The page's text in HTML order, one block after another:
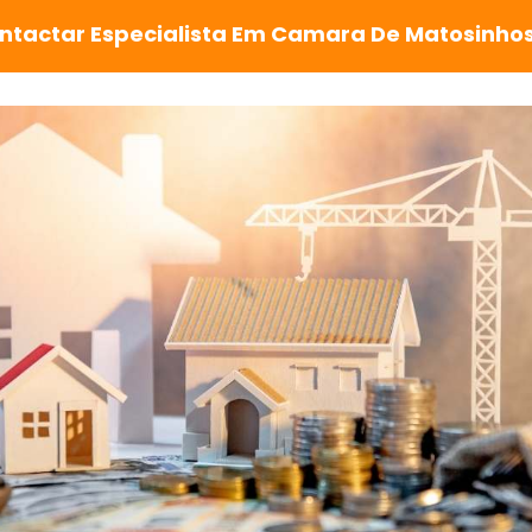
Especialista Em Camara De